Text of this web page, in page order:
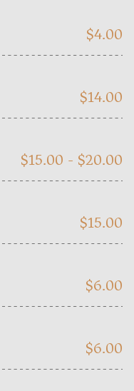
$4.00
$14.00
$15.00 - $20.00
$15.00
$6.00
$6.00